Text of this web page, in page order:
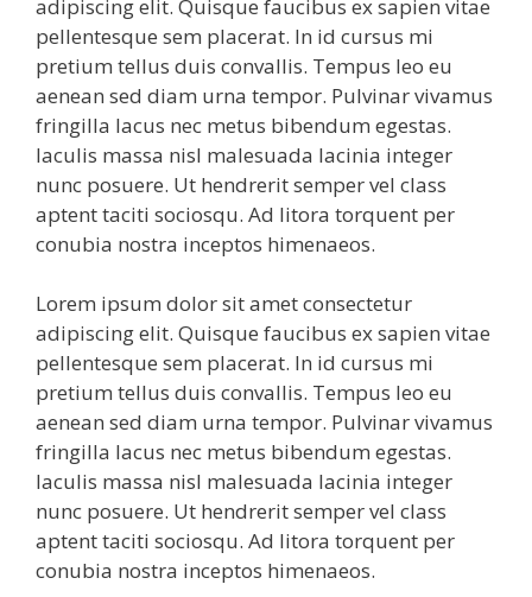
adipiscing elit. Quisque faucibus ex sapien vitae
pellentesque sem placerat. In id cursus mi
pretium tellus duis convallis. Tempus leo eu
aenean sed diam urna tempor. Pulvinar vivamus
fringilla lacus nec metus bibendum egestas.
Iaculis massa nisl malesuada lacinia integer
nunc posuere. Ut hendrerit semper vel class
aptent taciti sociosqu. Ad litora torquent per
conubia nostra inceptos himenaeos.
Lorem ipsum dolor sit amet consectetur
adipiscing elit. Quisque faucibus ex sapien vitae
pellentesque sem placerat. In id cursus mi
pretium tellus duis convallis. Tempus leo eu
aenean sed diam urna tempor. Pulvinar vivamus
fringilla lacus nec metus bibendum egestas.
Iaculis massa nisl malesuada lacinia integer
nunc posuere. Ut hendrerit semper vel class
aptent taciti sociosqu. Ad litora torquent per
conubia nostra inceptos himenaeos.